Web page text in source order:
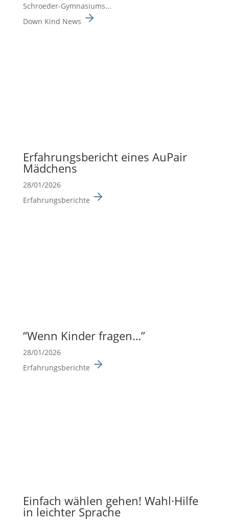
Schroeder-Gymna­siums...
Down Kind News
Erfah­rungs­be­richt eines AuPair
Mädchens
28/01/2026
Erfahrungsberichte
“Wenn Kinder fragen…”
28/01/2026
Erfahrungsberichte
Einfach wählen gehen! Wahl·Hilfe
in leichter Sprache